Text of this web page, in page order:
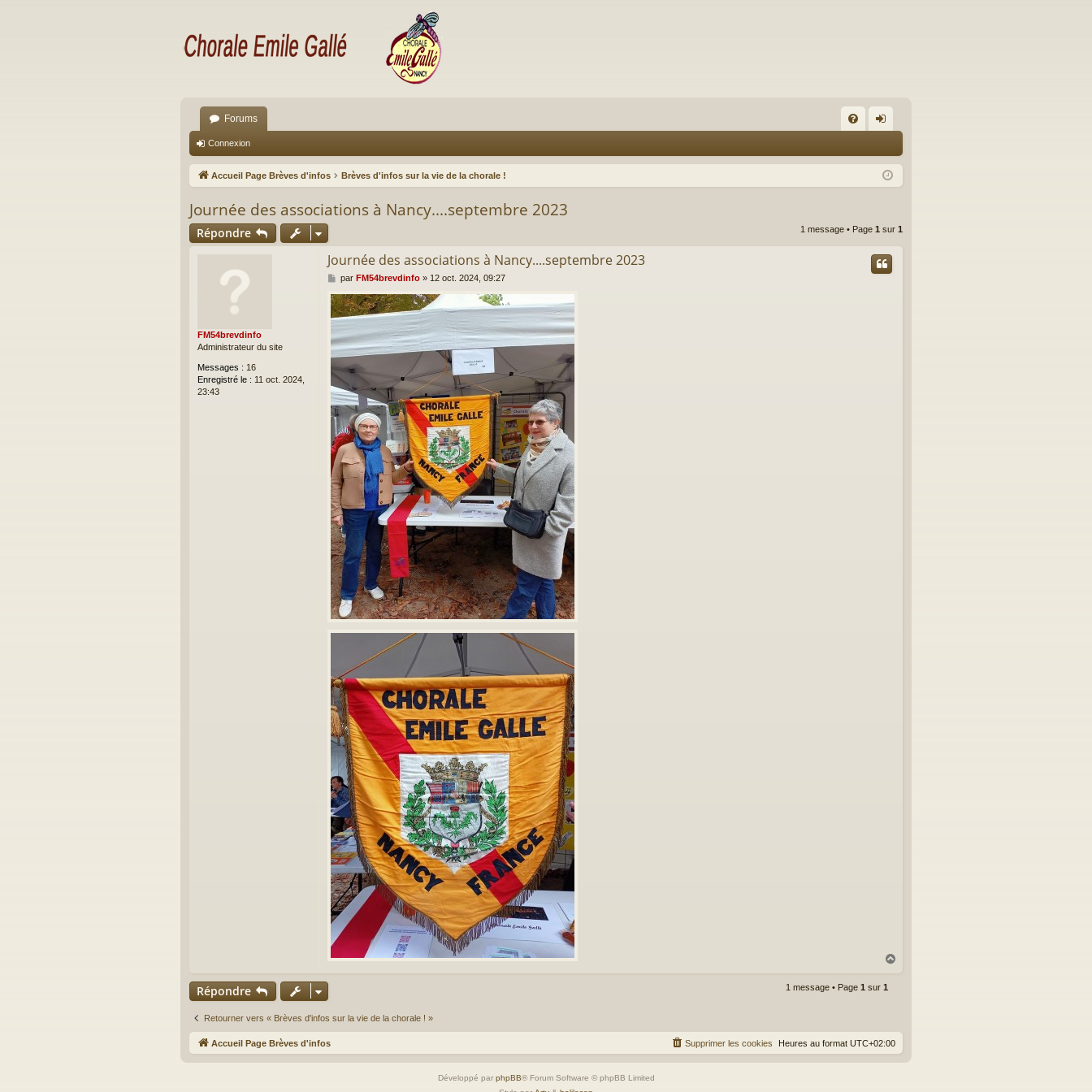
Forums
Q ne
Connexion
Accueil Page Brèves d'infos Brèves d'infos sur la vie de la chorale !
Journée des associations à Nancy....septembre 2023
Répondre 1 message • Page 1 sur 1
FM54brevdinfo
Administrateur du site
Messages : 16
Enregistré le : 11 oct. 2024,
23:43
Journée des associations à Nancy....septembre 2023
M
s
s
a
g
e
par FM54brevdinfo» 12 oct. 2024, 09:27
Répondre 1 message • Page 1 sur 1
Retourner vers « Brèves d'infos sur la vie de la chorale ! »
Accueil Page Brèves d'infos Heures au format UTC+02:00
Supprimer les cookies
Développé par phpBB® Forum Software © phpBB Limited